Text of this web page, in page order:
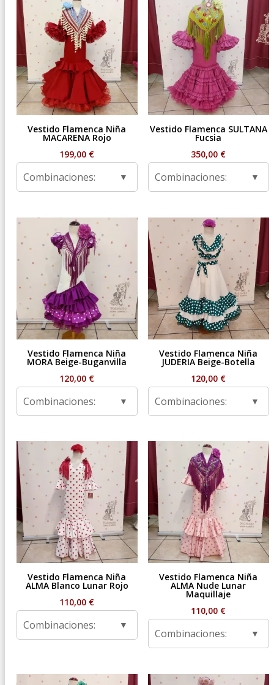
Vestido Flamenca Niña
MACARENA Rojo
199,00 €
Combinaciones:
Vestido Flamenca SULTANA
Fucsia
350,00 €
Combinaciones:
Vestido Flamenca Niña
MORA Beige-Buganvilla
120,00 €
Combinaciones:
Vestido Flamenca Niña
JUDERIA Beige-Botella
120,00 €
Combinaciones:
Vestido Flamenca Niña
ALMA Blanco Lunar Rojo
110,00 €
Combinaciones:
Vestido Flamenca Niña
ALMA Nude Lunar
Maquillaje
110,00 €
Combinaciones: